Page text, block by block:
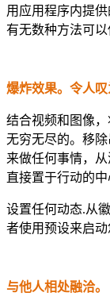
用应用程序内提
有无数种方法可以
爆炸效果。令人叹
结合视频和图像
无穷无尽的。移
来做任何事情，
直接置于行动的中
设置任何动态.从
者使用预设来启动
与他人相处融洽。